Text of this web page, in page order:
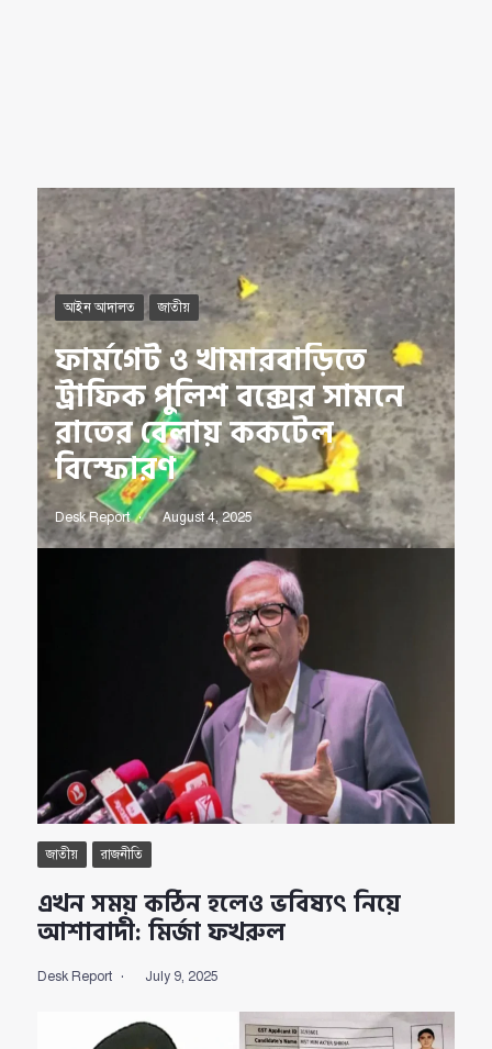
আইন আদালত জাতীয়
ফার্মগেট ও খামারবাড়িতে
ট্রাফিক পুলিশ বক্সের সামনে
রাতের বেলায় ককটেল
বিস্ফোরণ
Desk Report August 4, 2025
জাতীয় রাজনীতি
এখন সময় কঠিন হলেও ভবিষ্যৎ নিয়ে
আশাবাদী: মির্জা ফখরুল
Desk Report July 9, 2025